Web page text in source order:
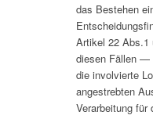
das Bestehen
Artikel 22
diesen Fällen —
die involvierte
angestrebten
Verarbeitung für